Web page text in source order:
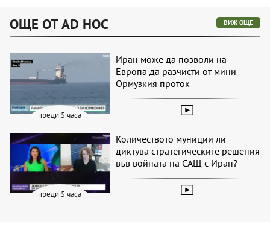
ОЩЕ ОТ AD HOC ВИЖ ОЩЕ
преди 5 часа
Иран може да позволи на
Европа да разчисти от мини
Ормузкия проток
преди 5 часа
Количеството муниции ли
диктува стратегическите решения
във войната на САЩ с Иран?